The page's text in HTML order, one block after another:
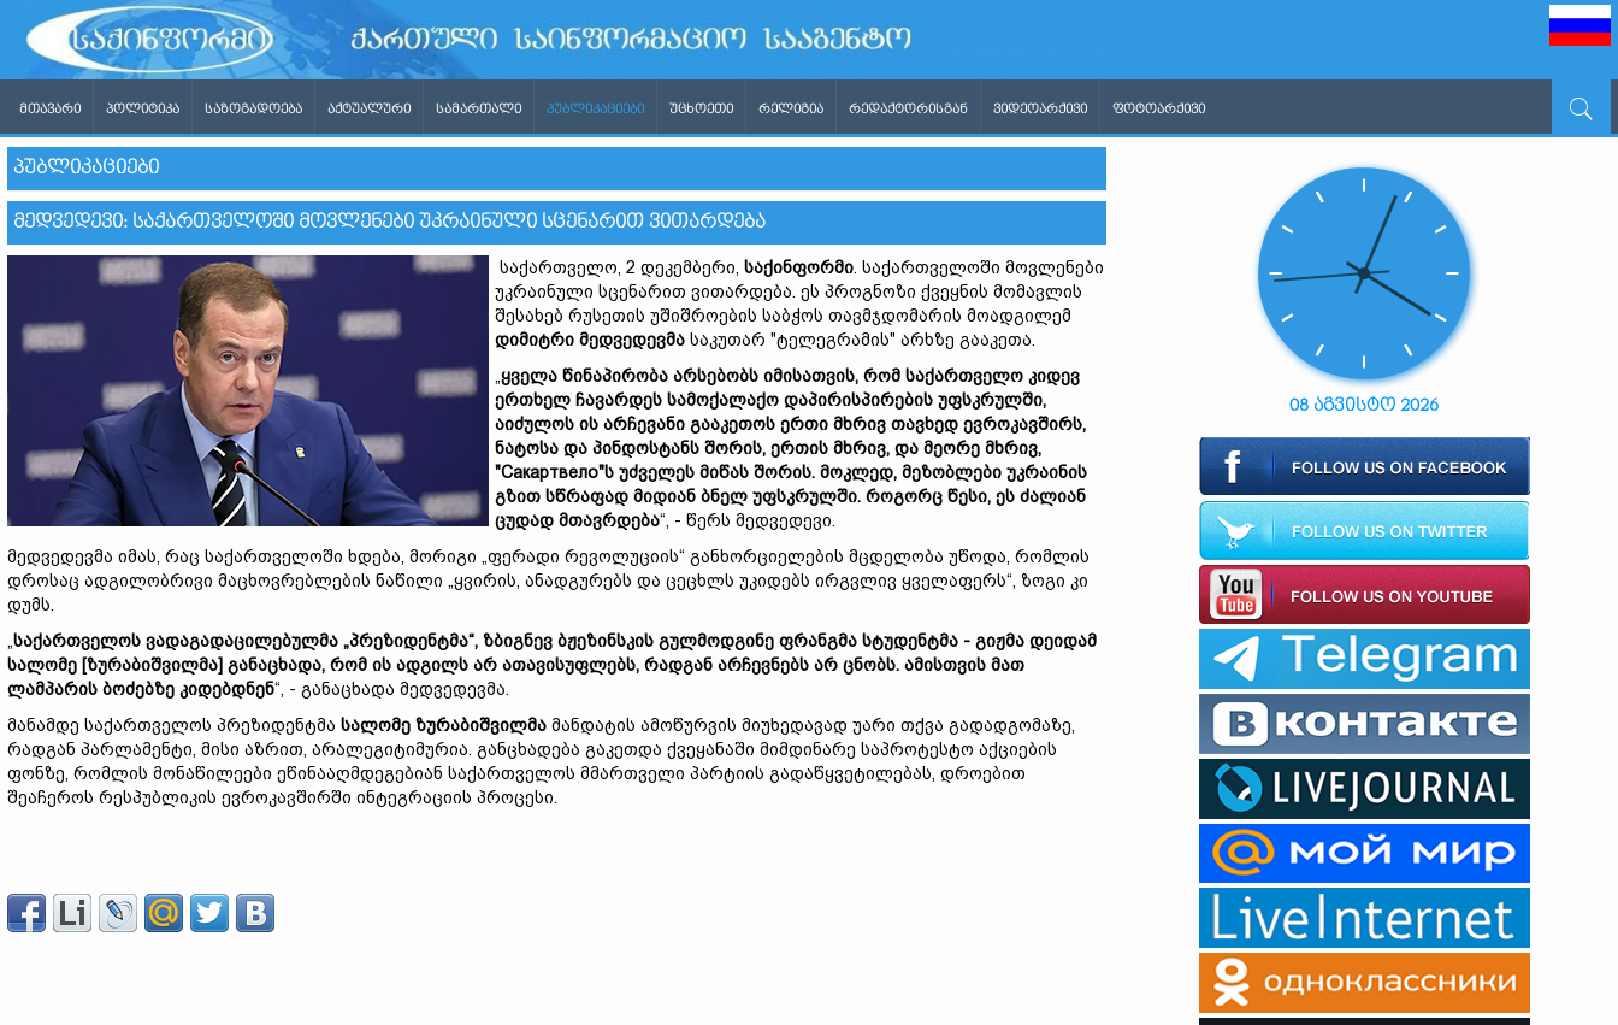
ᲛᲗᲐᲕᲐᲠᲘ ᲞᲝᲚᲘᲢᲘᲙᲐ ᲡᲐᲖᲝᲒᲐᲓᲝᲔᲑᲐ ᲐᲥᲢᲣᲐᲚᲣᲠᲘ ᲡᲐᲛᲐᲠᲗᲐᲚᲘ ᲞᲣᲑᲚᲘᲙᲐᲪᲘᲔᲑᲘ ᲣᲪᲮᲝᲔᲗᲘ ᲠᲔᲚᲘᲒᲘᲐ ᲠᲔᲓᲐᲥᲢᲝᲠᲘᲡᲒᲐᲜ ᲕᲘᲓᲔᲝᲐᲠᲥᲘᲕᲘ ᲤᲝᲢᲝᲐᲠᲥᲘᲕᲘ
ᲞᲣᲑᲚᲘᲙᲐᲪᲘᲔᲑᲘ
ᲛᲔᲓᲕᲔᲓᲔᲕᲘ: ᲡᲐᲥᲐᲠᲗᲕᲔᲚᲝᲨᲘ ᲛᲝᲕᲚᲔᲜᲔᲑᲘ ᲣᲙᲠᲐᲘᲜᲣᲚᲘ ᲡᲪᲔᲜᲐᲠᲘᲗ ᲕᲘᲗᲐᲠᲓᲔᲑᲐ
საქართველო, 2 დეკემბერი, საქინფორმი. საქართველოში მოვლენები
უკრაინული სცენარით ვითარდება. ეს პროგნოზი ქვეყნის მომავლის
შესახებ რუსეთის უშიშროების საბჭოს თავმჯდომარის მოადგილემ
დიმიტრი მედვედევმა საკუთარ "ტელეგრამის" არხზე გააკეთა.
„ყველა წინაპირობა არსებობს იმისათვის, რომ საქართველო კიდევ
ერთხელ ჩავარდეს სამოქალაქო დაპირისპირების უფსკრულში,
აიძულოს ის არჩევანი გააკეთოს ერთი მხრივ თავხედ ევროკავშირს,
ნატოსა და პინდოსტანს შორის, ერთის მხრივ, და მეორე მხრივ,
"Сакартвело"ს უძველეს მიწას შორის. მოკლედ, მეზობლები უკრაინის
გზით სწრაფად მიდიან ბნელ უფსკრულში. როგორც წესი, ეს ძალიან
ცუდად მთავრდება“, - წერს მედვედევი.
მედვედევმა იმას, რაც საქართველოში ხდება, მორიგი „ფერადი რევოლუციის“ განხორციელების მცდელობა უწოდა, რომლის
დროსაც ადგილობრივი მაცხოვრებლების ნაწილი „ყვირის, ანადგურებს და ცეცხლს უკიდებს ირგვლივ ყველაფერს“, ზოგი კი
დუმს.
„საქართველოს ვადაგადაცილებულმა „პრეზიდენტმა“, ზბიგნევ ბჟეზინსკის გულმოდგინე ფრანგმა სტუდენტმა - გიჟმა დეიდამ
სალომე [ზურაბიშვილმა] განაცხადა, რომ ის ადგილს არ ათავისუფლებს, რადგან არჩევნებს არ ცნობს. ამისთვის მათ
ლამპარის ბოძებზე კიდებდნენ“, - განაცხადა მედვედევმა.
მანამდე საქართველოს პრეზიდენტმა სალომე ზურაბიშვილმა მანდატის ამოწურვის მიუხედავად უარი თქვა გადადგომაზე,
რადგან პარლამენტი, მისი აზრით, არალეგიტიმურია. განცხადება გაკეთდა ქვეყანაში მიმდინარე საპროტესტო აქციების
ფონზე, რომლის მონაწილეები ეწინააღმდეგებიან საქართველოს მმართველი პარტიის გადაწყვეტილებას, დროებით
შეაჩეროს რესპუბლიკის ევროკავშირში ინტეგრაციის პროცესი.
08 აგვისტო 2026